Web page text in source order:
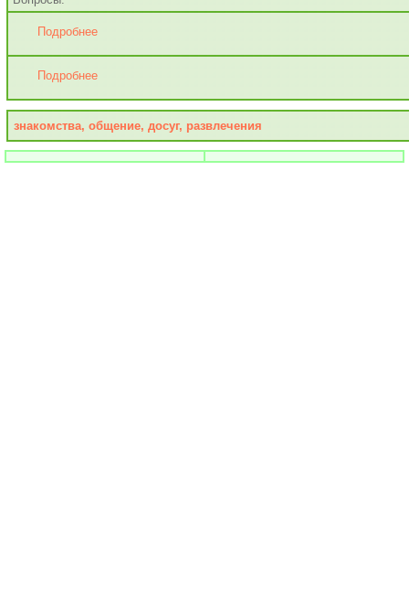
Подробнее
Подробнее
знакомства, общение, досуг, развлечения